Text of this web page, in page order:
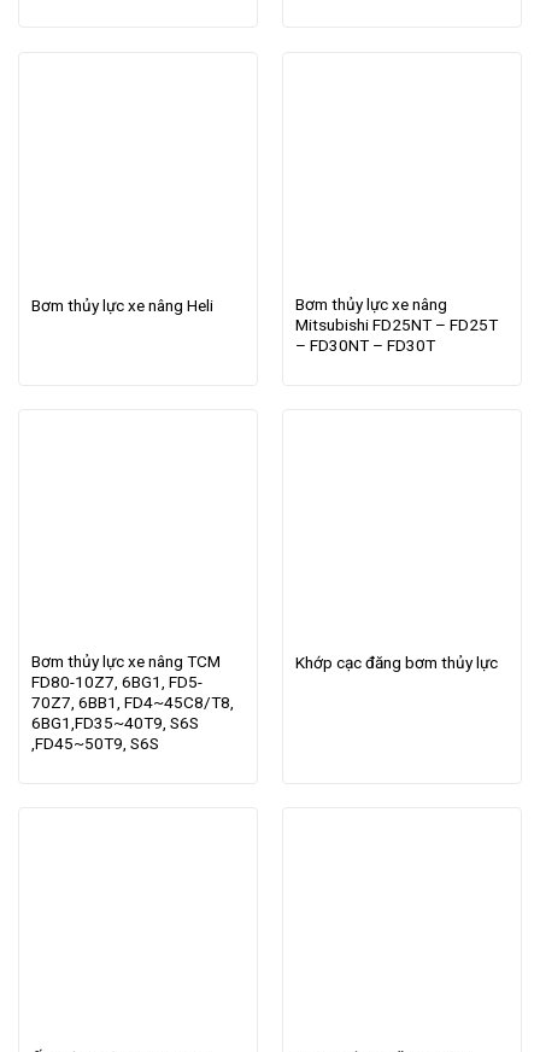
Bơm thủy lực xe nâng Heli
Bơm thủy lực xe nâng
Mitsubishi FD25NT – FD25T
– FD30NT – FD30T
Bơm thủy lực xe nâng TCM
FD80-10Z7, 6BG1, FD5-
70Z7, 6BB1, FD4~45C8/T8,
6BG1,FD35~40T9, S6S
,FD45~50T9, S6S
Khớp cạc đăng bơm thủy lực